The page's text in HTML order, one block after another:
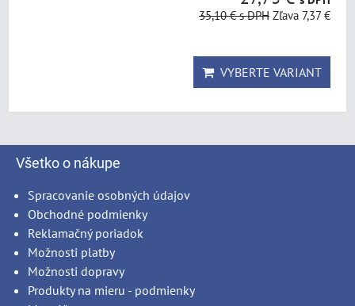
35,10 €s DPH Zľava 7,37 €
VYBERTE VARIANT
Všetko o nákupe
Spracovanie osobných údajov
Obchodné podmienky
Reklamačný poriadok
Možnosti platby
Možnosti dopravy
Produkty na mieru - podmienky